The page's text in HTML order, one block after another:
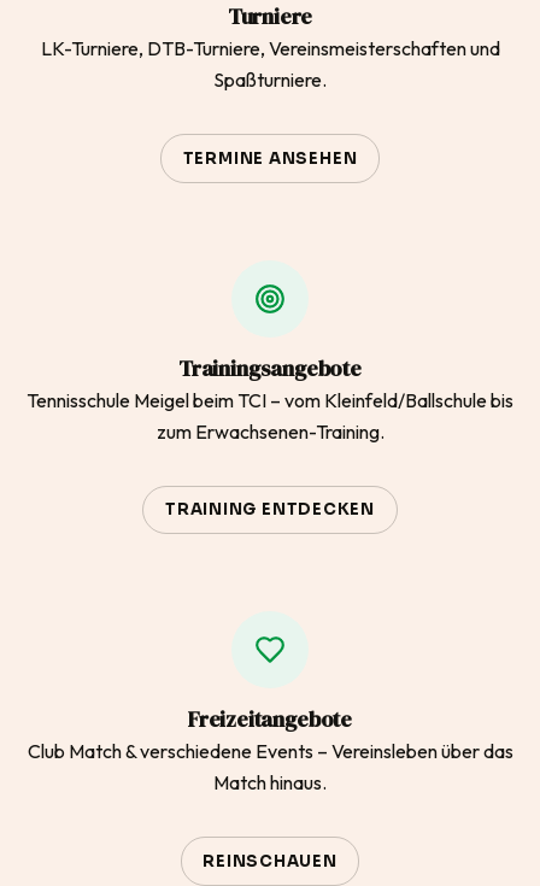
Turniere
LK-Turniere, DTB-Turniere, Vereinsmeisterschaften und
Spaßturniere.
TERMINE ANSEHEN
Trainingsangebote
Tennisschule Meigel beim TCI – vom Kleinfeld/Ballschule bis
zum Erwachsenen-Training.
TRAINING ENTDECKEN
Freizeitangebote
Club Match & verschiedene Events – Vereinsleben über das
Match hinaus.
REINSCHAUEN